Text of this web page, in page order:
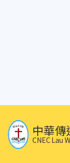
中華
CNEC Lau